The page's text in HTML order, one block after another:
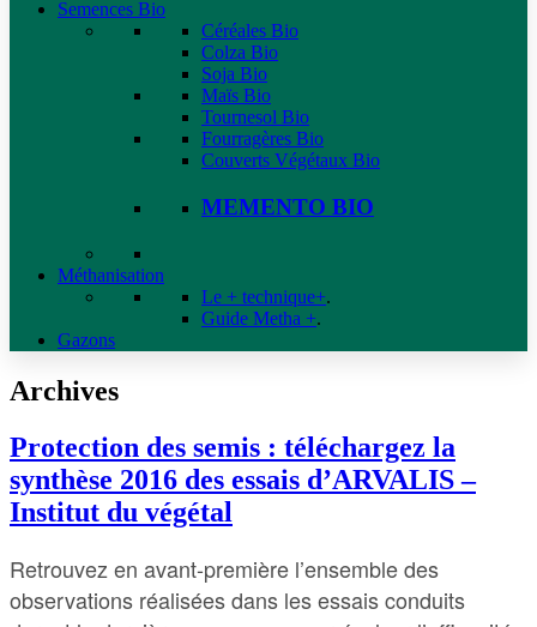
Semences Bio
Céréales Bio
Colza Bio
Soja Bio
Maïs Bio
Tournesol Bio
Fourragères Bio
Couverts Végétaux Bio
MEMENTO BIO
Méthanisation
Le + technique+.
Guide Metha +.
Gazons
Archives
Protection des semis : téléchargez la
synthèse 2016 des essais d’ARVALIS –
Institut du végétal
Retrouvez en avant-première l’ensemble des
observations réalisées dans les essais conduits